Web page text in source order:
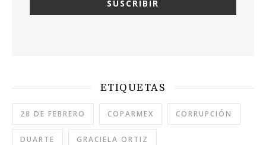
ETIQUETAS
28 DE FEBRERO COPARMEX CORRUPCIÓN
DUARTE GRACIELA ORTIZ